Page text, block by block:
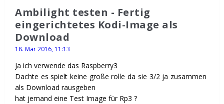
Ambilight testen - Fertig
eingerichtetes Kodi-Image als
Download
18. Mär 2016, 11:13
Ja ich verwende das Raspberry3
Dachte es spielt keine große rolle da sie 3/2 ja zusammen
als Download rausgeben
hat jemand eine Test Image für Rp3 ?